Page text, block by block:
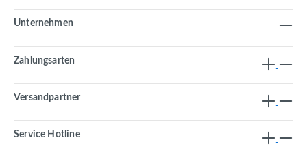
Unternehmen
Zahlungsarten
Versandpartner
Service Hotline